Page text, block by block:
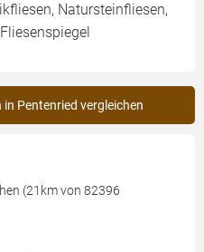
Natursteinfliesen,
Pentenried vergleichen
(21km von 82396